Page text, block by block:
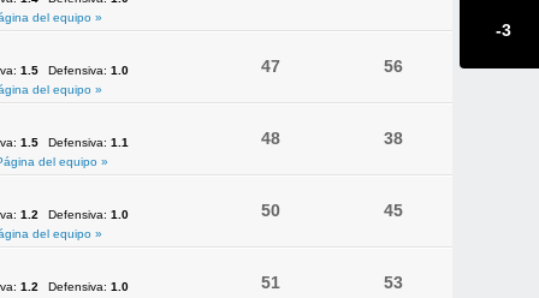
del equipo »
1.5 Defensiva: 1.0
del equipo »
47 56
1.5 Defensiva: 1.1
del equipo »
48 38
1.2 Defensiva: 1.0
del equipo »
50 45
1.2 Defensiva: 1.0
51 53
-3